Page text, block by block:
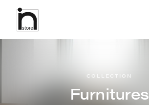
Furnitures
COLLECTION